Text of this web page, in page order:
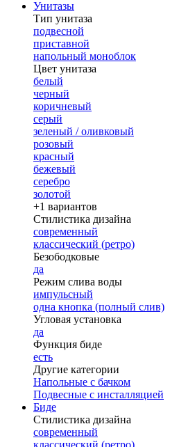
Унитазы
Тип унитаза
подвесной
приставной
напольный моноблок
Цвет унитаза
белый
черный
коричневый
серый
зеленый / оливковый
розовый
красный
бежевый
серебро
золотой
+1 вариантов
Стилистика дизайна
современный
классический (ретро)
Безободковые
да
Режим слива воды
импульсный
одна кнопка (полный слив)
Угловая установка
да
Функция биде
есть
Другие категории
Напольные с бачком
Подвесные с инсталляцией
Биде
Стилистика дизайна
современный
классический (ретро)